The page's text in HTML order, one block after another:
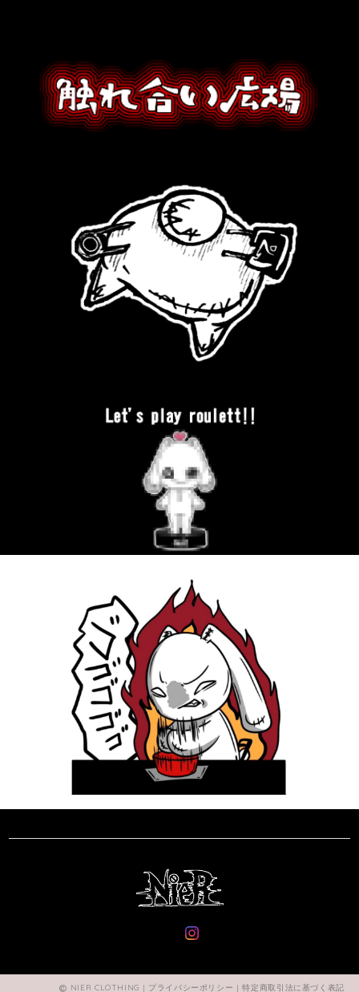
NIER CLOTHING | プライバシーポリシー |特定商取引法に基づく表記